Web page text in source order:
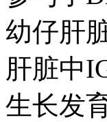
幼仔肝
肝脏中
生长发